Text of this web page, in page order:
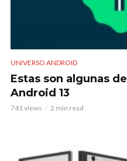
UNIVERSO ANDROID
Estas son algunas
Android 13
741 views 2 min read